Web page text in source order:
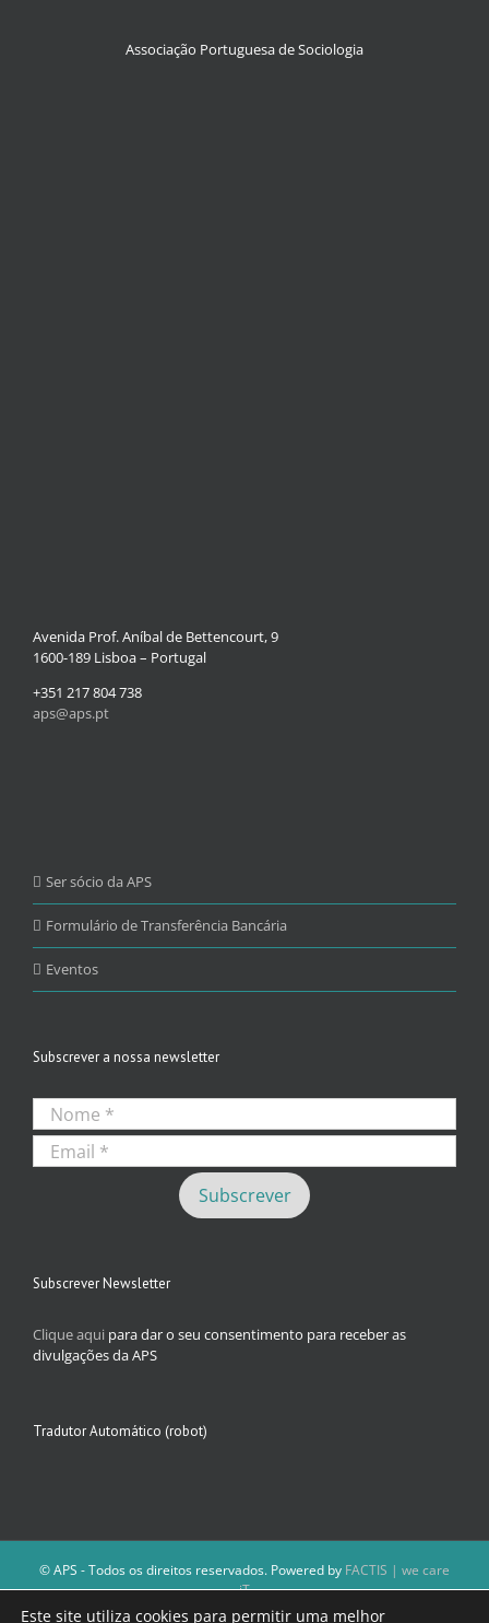
Associação Portuguesa de Sociologia
Avenida Prof. Aníbal de Bettencourt, 9
1600-189 Lisboa – Portugal
+351 217 804 738
aps@aps.pt
Ser sócio da APS
Formulário de Transferência Bancária
Eventos
Subscrever a nossa newsletter
Subscrever Newsletter
Clique aqui para dar o seu consentimento para receber as
divulgações da APS
Tradutor Automático (robot)
© APS - Todos os direitos reservados. Powered by FACTIS | we care
iT
A Direção da APS reserva-se o direito de não publicar conteúdos que
Este site utiliza cookies para permitir uma melhor